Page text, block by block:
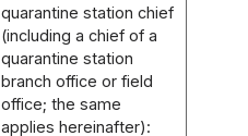
quarantine station chief
(including a chief of a
quarantine station
branch office or field
office; the same
applies hereinafter):